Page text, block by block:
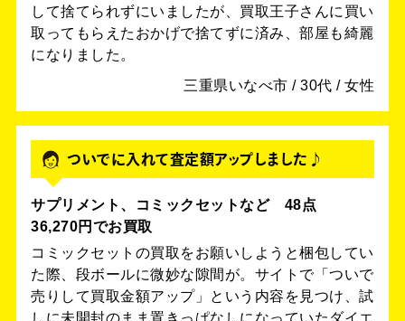
して捨てられずにいましたが、買取王子さんに買い
取ってもらえたおかげで捨てずに済み、部屋も綺麗
になりました。
三重県いなべ市 / 30代 / 女性
ついでに入れて査定額アップしました♪
サプリメント、コミックセットなど 48点
36,270円でお買取
コミックセットの買取をお願いしようと梱包してい
た際、段ボールに微妙な隙間が。サイトで「ついで
売りして買取金額アップ」という内容を見つけ、試